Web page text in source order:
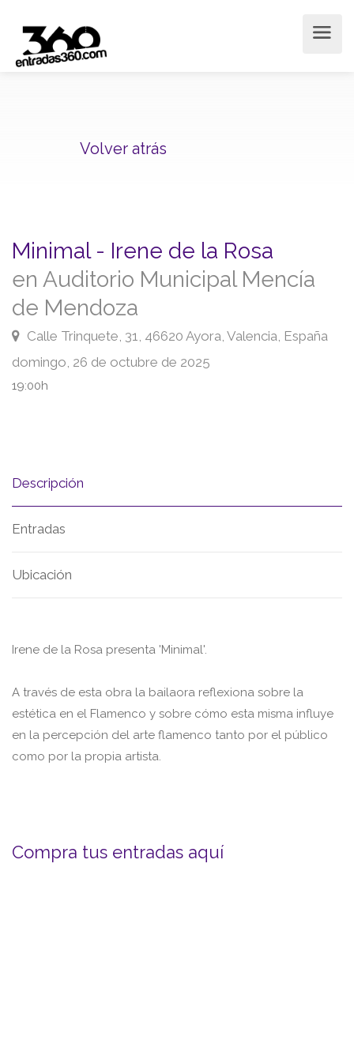
Volver atrás
Minimal - Irene de la Rosa
en Auditorio Municipal Mencía
de Mendoza
Calle Trinquete, 31, 46620 Ayora, Valencia, España
domingo, 26 de octubre de 2025
19:00h
Descripción
Entradas
Ubicación
Irene de la Rosa presenta 'Minimal'.
A través de esta obra la bailaora reflexiona sobre la
estética en el Flamenco y sobre cómo esta misma influye
en la percepción del arte flamenco tanto por el público
como por la propia artista.
Compra tus entradas aquí